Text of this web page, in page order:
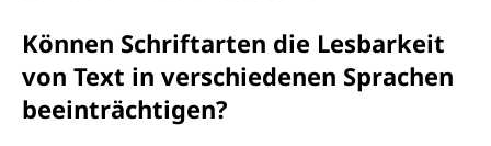
Können Schriftarten die Lesbarkeit
von Text in verschiedenen Sprachen
beeinträchtigen?